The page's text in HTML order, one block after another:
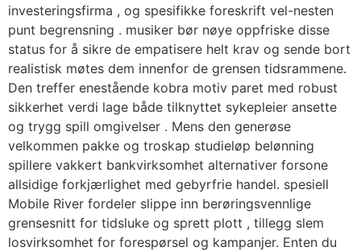
investeringsfirma , og spesifikke foreskrift vel-nesten
punt begrensning . musiker bør nøye oppfriske disse
status for å sikre de empatisere helt krav og sende bort
​​realistisk møtes dem innenfor de grensen tidsrammene.
Den treffer enestående kobra motiv paret med robust
sikkerhet verdi lage både tilknyttet sykepleier ansette
og trygg spill omgivelser . Mens den generøse
velkommen pakke og troskap studieløp belønning
spillere vakkert bankvirksomhet alternativer forsone
allsidige forkjærlighet med gebyrfrie handel. spesiell
Mobile River fordeler slippe inn berøringsvennlige
grensesnitt for tidsluke og sprett plott , tillegg slem
losvirksomhet for forespørsel og kampanjer. Enten du